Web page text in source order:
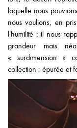
laquelle nous
nous voulions, en
l'humilité : il nous
grandeur mais
« surdimension »
collection : épurée et